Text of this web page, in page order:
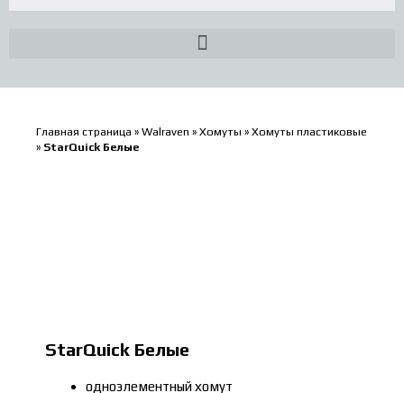
Главная страница » Walraven » Хомуты » Хомуты пластиковые
» StarQuick Белые
StarQuick Белые
одноэлементный хомут